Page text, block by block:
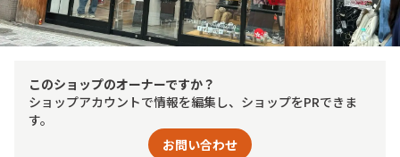
このショップのオーナーですか？
ショップアカウントで情報を編集し、ショップをPRできま
す。
お問い合わせ